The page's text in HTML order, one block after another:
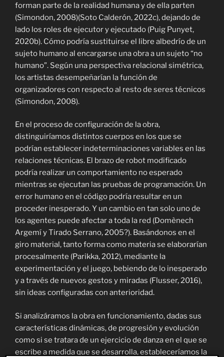
forman parte de la realidad humana y de ella parten
(Simondon, 2008)(Soto Calderón, 2022c), dejando de
lado los roles de ejecutor y ejecutado (Puig Punyet,
2020b). Cómo podría sustituirse el libre albedrío de un
sujeto humano al encargarse una obra a un sujeto “no
humano”. Según una perspectiva relacional simétrica,
los artistas desempeñarían la función de
organizadores con respecto al resto de seres técnicos
(Simondon, 2008).
En el proceso de configuración de la obra,
distinguiríamos distintos cuerpos en los que se
podrían establecer indeterminaciones variables en las
relaciones técnicas. El brazo de robot modificado
podría realizar un comportamiento no esperado
mientras se ejecutan las pruebas de programación. Un
error humano en el código podría resultar en un
proceder inesperado. Y un cambio en tan solo uno de
los agentes puede afectar a toda la red (Domènech
Argemí y Tirado Serrano, 2005?). Basándonos en el
giro material, tanto forma como materia se elaborarían
procesalmente (Parikka, 2012), mediante la
experimentación y el juego, bebiendo de lo inesperado
y a través de nuevos gestos y miradas (Flusser, 2016),
sin ideas configuradas con anterioridad.
Si analizáramos la obra en funcionamiento, dadas sus
características dinámicas, de progresión y evolución
como si se tratara de un ejercicio de danza en el que se
escribe a medida que se desarrolla, estableceríamos la